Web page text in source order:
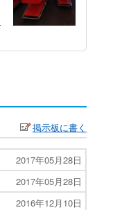
掲示板に書く
2017年05月28日
2017年05月28日
2016年12月10日